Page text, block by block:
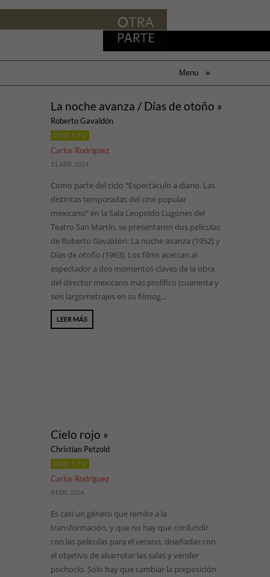
Menu ≡
La noche avanza / Días de otoño »
Roberto Gavaldón
CINE Y TV
Carlos Rodríguez
11 ABR, 2024
Como parte del ciclo “Espectáculo a diario. Las
distintas temporadas del cine popular
mexicano” en la Sala Leopoldo Lugones del
Teatro San Martín, se presentaron dos películas
de Roberto Gavaldón: La noche avanza (1952) y
Días de otoño (1963). Los films acercan al
espectador a dos momentos claves de la obra
del director mexicano más prolífico (cuarenta y
seis largometrajes en su filmog...
LEER MÁS
Cielo rojo »
Christian Petzold
CINE Y TV
Carlos Rodríguez
8 FEB, 2024
Es casi un género que remite a la
transformación, y que no hay que confundir
con las películas para el verano, diseñadas con
el objetivo de abarrotar las salas y vender
pochoclo. Sólo hay que cambiar la preposición